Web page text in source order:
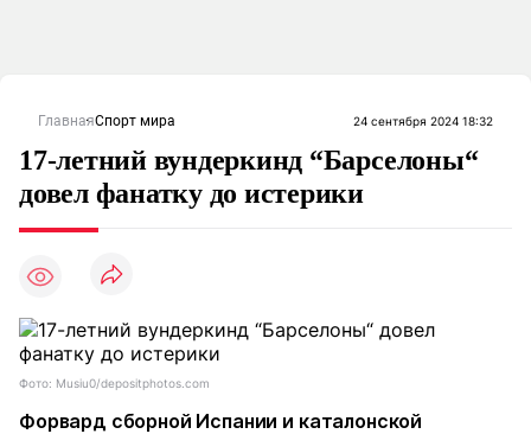
ГлавнаяСпорт мира 24 сентября 2024 18:32
17-летний вундеркинд “Барселоны“
довел фанатку до истерики
Фото: Musiu0/depositphotos.com
Форвард сборной Испании и каталонской